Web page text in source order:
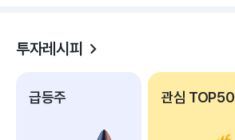
투자레시피
급등주 관심 TOP50